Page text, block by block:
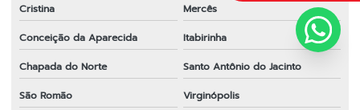
Cristina
Mercês
Conceição da Aparecida
Itabirinha
Chapada do Norte
Santo Antônio do Jacinto
São Romão
Virginópolis